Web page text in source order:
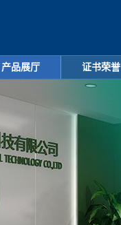
产品展厅 证书荣誉